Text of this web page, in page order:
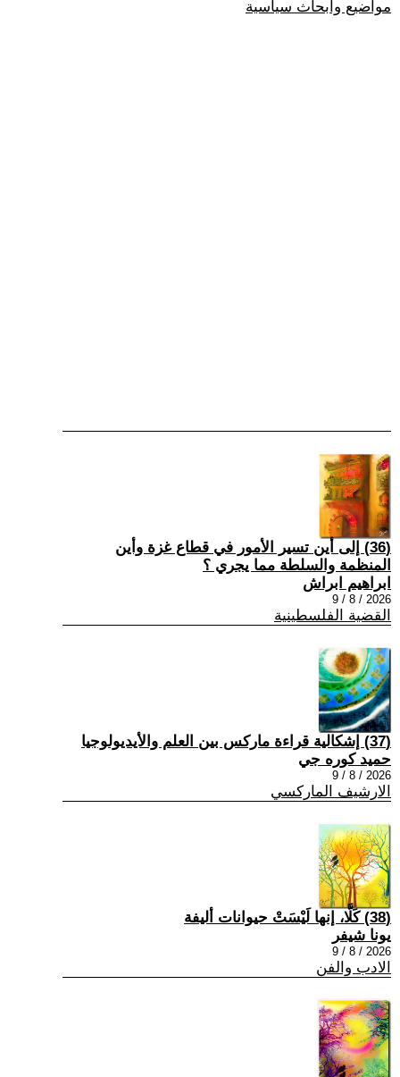
مواضيع وابحاث سياسية
(36) إلى أين تسير الأمور في قطاع غزة وأين
المنظمة والسلطة مما يجري ؟
ابراهيم ابراش
2026 / 8 / 9
القضية الفلسطينية
(37) إشكالية قراءة ماركس بين العلم والأيديولوجيا
حميد كوره جي
2026 / 8 / 9
الارشيف الماركسي
(38) كَلَّا، إنها لَيْسَتْ حيوانات أليفة
يونا شيفر
2026 / 8 / 9
الادب والفن